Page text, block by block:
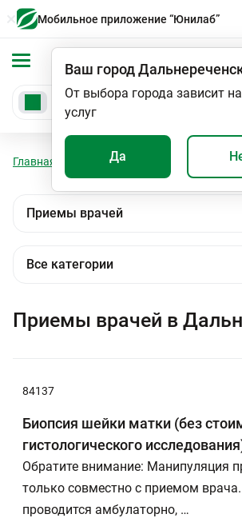
Мобильное приложение “Юнилаб”
Ваш город
От выбора города зависит
услуг
Да
Главная Мед. услуги Приемы врачей
Приемы врачей в
84137
Биопсия шейки матки (без
гистологического
Обратите внимание: Манипуляция
только совместно с приемом
проводится амбулаторно, …